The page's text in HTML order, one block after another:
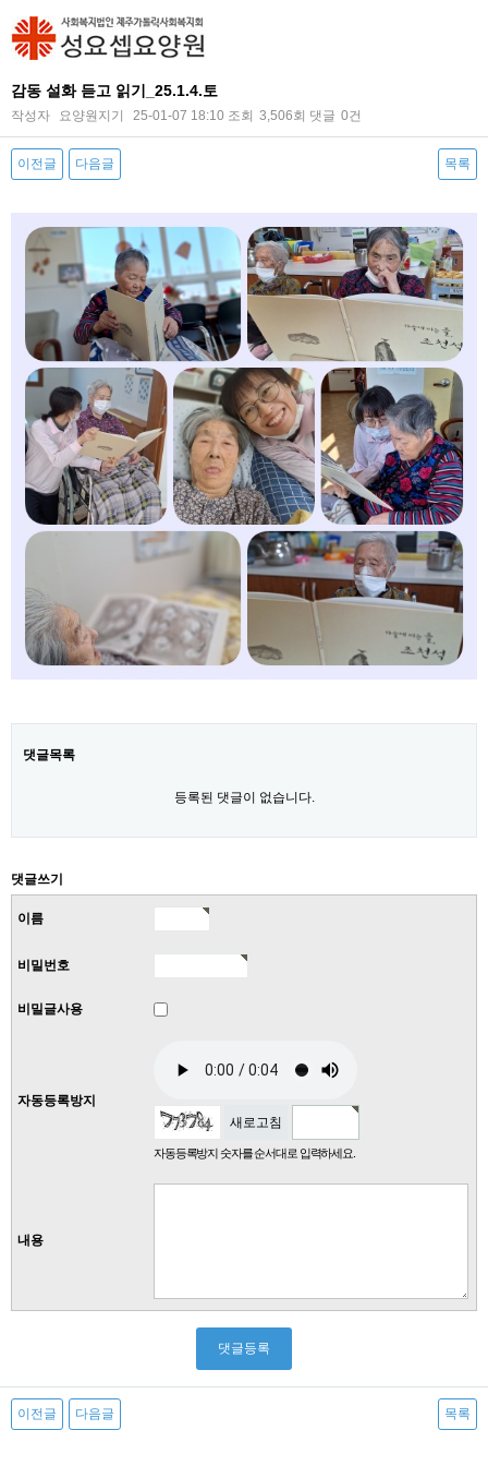
감동 설화 듣고 읽기_25.1.4.토
작성자 요양원지기 25-01-07 18:10 조회 3,506회 댓글 0건
이전글 다음글 목록
댓글목록
등록된 댓글이 없습니다.
댓글쓰기
이름
비밀번호
비밀글사용
자동등록방지
새로고침
자동등록방지 숫자를 순서대로 입력하세요.
내용
이전글 다음글 목록